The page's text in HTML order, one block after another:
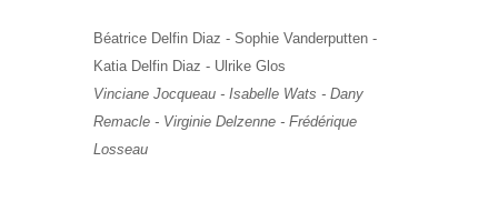
Béatrice Delfin Diaz - Sophie Vanderputten -
Katia Delfin Diaz - Ulrike Glos
Vinciane Jocqueau - Isabelle Wats - Dany
Remacle - Virginie Delzenne - Frédérique
Losseau